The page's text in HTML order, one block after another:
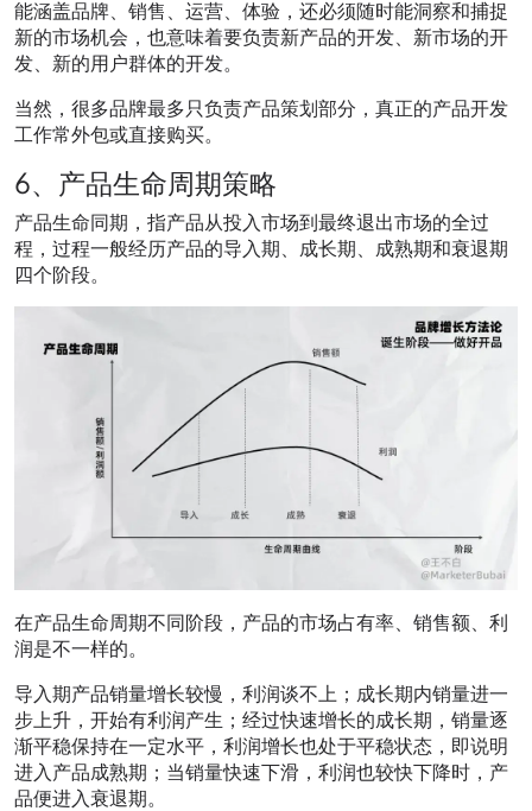
能涵盖品牌、销售、运营、体验，还必须随时能洞察和捕捉
新的市场机会，也意味着要负责新产品的开发、新市场的开
发、新的用户群体的开发。
当然，很多品牌最多只负责产品策划部分，真正的产品开发
工作常外包或直接购买。
6、产品生命周期策略
产品生命同期，指产品从投入市场到最终退出市场的全过
程，过程一般经历产品的导入期、成长期、成熟期和衰退期
四个阶段。
在产品生命周期不同阶段，产品的市场占有率、销售额、利
润是不一样的。
导入期产品销量增长较慢，利润谈不上；成长期内销量进一
步上升，开始有利润产生；经过快速增长的成长期，销量逐
渐平稳保持在一定水平，利润增长也处于平稳状态，即说明
进入产品成熟期；当销量快速下滑，利润也较快下降时，产
品便进入衰退期。